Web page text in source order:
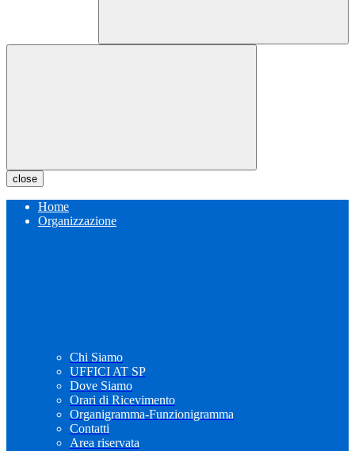
close
Home
Organizzazione
Chi Siamo
UFFICI AT SP
Dove Siamo
Orari di Ricevimento
Organigramma-Funzionigramma
Contatti
Area riservata